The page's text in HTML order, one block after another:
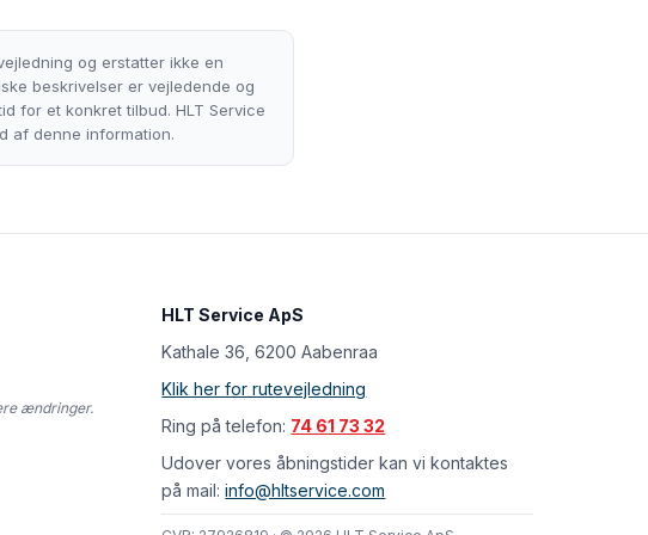
og erstatter ikke en
beskrivelser er vejledende og
for et konkret tilbud. HLT Service
af denne information.
ændringer.
HLT Service ApS
Kathale 36, 6200 Aabenraa
Klik her for rutevejledning
Ring på telefon: 74 61 73 32
Udover vores åbningstider kan vi kontaktes
på mail:info@hltservice.com